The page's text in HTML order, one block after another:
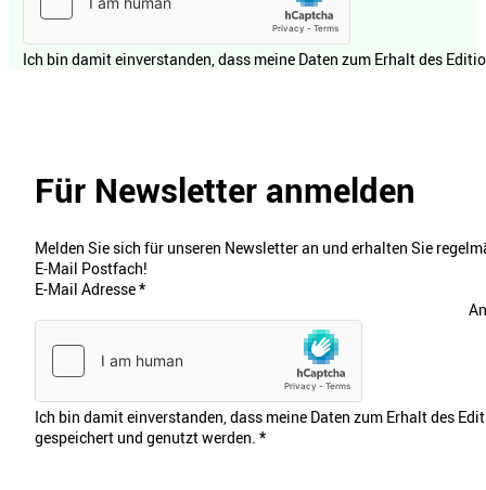
Ich bin damit einverstanden, dass meine Daten zum Erhalt des
Für Newsletter anmelden
Melden Sie sich für unseren Newsletter an und erhalten Sie
E-Mail Postfach!
E-Mail Adresse*
Ich bin damit einverstanden, dass meine Daten zum Erhalt des
gespeichert und genutzt werden. *